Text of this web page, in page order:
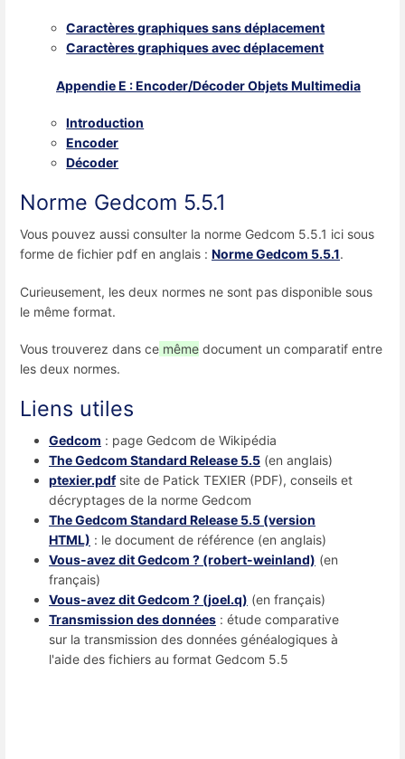
Caractères graphiques sans déplacement
Caractères graphiques avec déplacement
Appendie E : Encoder/Décoder Objets Multimedia
Introduction
Encoder
Décoder
Norme Gedcom 5.5.1
Vous pouvez aussi consulter la norme Gedcom 5.5.1 ici sous
forme de fichier pdf en anglais : Norme Gedcom 5.5.1.
Curieusement, les deux normes ne sont pas disponible sous
le même format.
Vous trouverez dans ce même document un comparatif entre
les deux normes.
Liens utiles
Gedcom : page Gedcom de Wikipédia
The Gedcom Standard Release 5.5 (en anglais)
ptexier.pdfsite de Patick TEXIER (PDF), conseils et
décryptages de la norme Gedcom
The Gedcom Standard Release 5.5 (version
HTML) : le document de référence (en anglais)
Vous-avez dit Gedcom ? (robert-weinland) (en
français)
Vous-avez dit Gedcom ? (joel.q) (en français)
Transmission des données : étude comparative
sur la transmission des données généalogiques à
l'aide des fichiers au format Gedcom 5.5